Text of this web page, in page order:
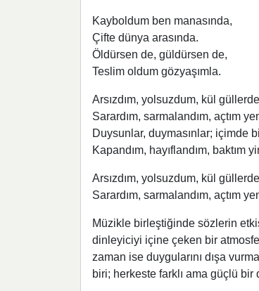
Kayboldum ben manasında,
Çifte dünya arasında.
Öldürsen de, güldürsen de,
Teslim oldum gözyaşımla.
Arsızdım, yolsuzdum, kül
Sarardım, sarmalandım, açtım
Duysunlar, duymasınlar; içimde
Kapandım, hayıflandım, baktım
Arsızdım, yolsuzdum, kül
Sarardım, sarmalandım, açtım
Müzikle birleştiğinde sözlerin
dinleyiciyi içine çeken bir
zaman ise duygularını dışa
biri; herkeste farklı ama güçlü bir